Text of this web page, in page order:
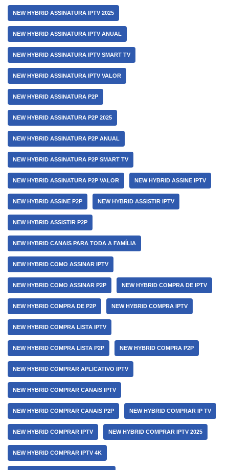
NEW HYBRID ASSINATURA IPTV 2025
NEW HYBRID ASSINATURA IPTV ANUAL
NEW HYBRID ASSINATURA IPTV SMART TV
NEW HYBRID ASSINATURA IPTV VALOR
NEW HYBRID ASSINATURA P2P
NEW HYBRID ASSINATURA P2P 2025
NEW HYBRID ASSINATURA P2P ANUAL
NEW HYBRID ASSINATURA P2P SMART TV
NEW HYBRID ASSINATURA P2P VALOR NEW HYBRID ASSINE IPTV
NEW HYBRID ASSINE P2P NEW HYBRID ASSISTIR IPTV
NEW HYBRID ASSISTIR P2P
NEW HYBRID CANAIS PARA TODA A FAMÍLIA
NEW HYBRID COMO ASSINAR IPTV
NEW HYBRID COMO ASSINAR P2P NEW HYBRID COMPRA DE IPTV
NEW HYBRID COMPRA DE P2P NEW HYBRID COMPRA IPTV
NEW HYBRID COMPRA LISTA IPTV
NEW HYBRID COMPRA LISTA P2P NEW HYBRID COMPRA P2P
NEW HYBRID COMPRAR APLICATIVO IPTV
NEW HYBRID COMPRAR CANAIS IPTV
NEW HYBRID COMPRAR CANAIS P2P NEW HYBRID COMPRAR IP TV
NEW HYBRID COMPRAR IPTV NEW HYBRID COMPRAR IPTV 2025
NEW HYBRID COMPRAR IPTV 4K